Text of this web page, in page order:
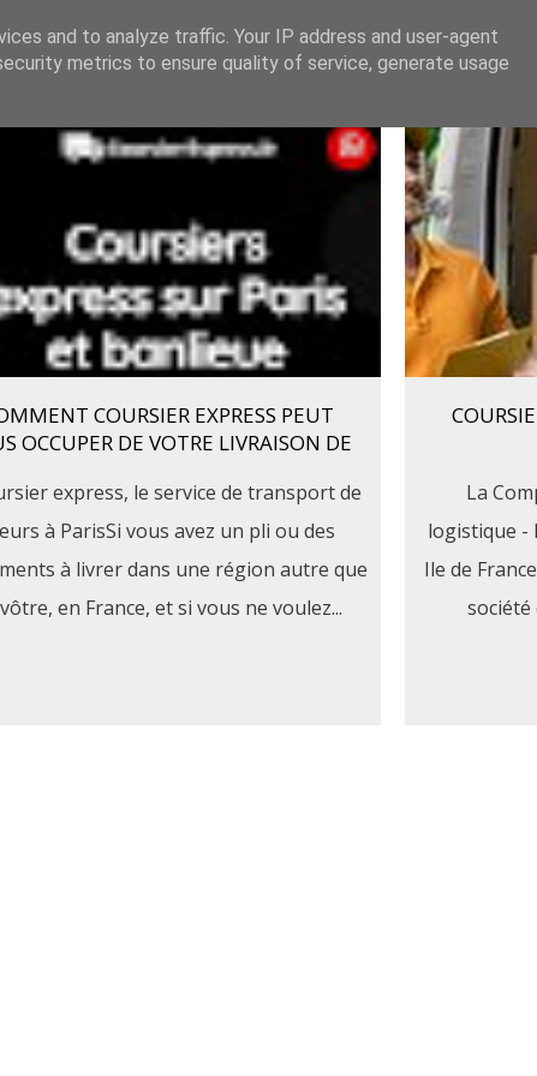
Accueil Bouquetterie Plantes
COURSIER EXPRESS PEUT
OCCUPER DE VOTRE LIVRAISON DE
express, le service de transport de
à ParisSi vous avez un pli ou des
à livrer dans une région autre que
en France, et si vous ne voulez...
La
logistique -
Ile de
and to analyze traffic. Your IP address and user-agent
metrics to ensure quality of service, generate usage